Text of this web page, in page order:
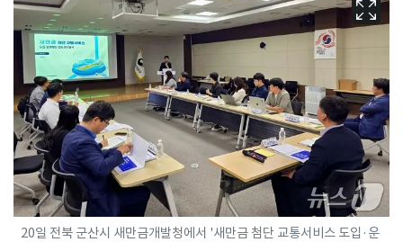
20일 전북 군산시 새만금개발청에서 '새만금 첨단 교통서비스 도입·운